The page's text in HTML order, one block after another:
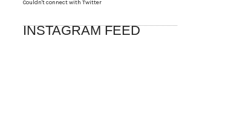
Couldn't connect with Twitter
INSTAGRAM FEED